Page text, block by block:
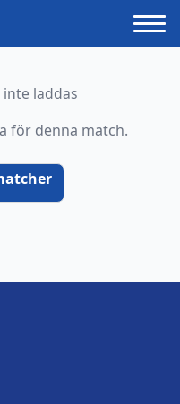
laddas
för denna match.